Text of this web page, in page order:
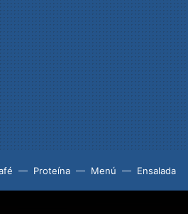
Proteína Menú Ensalada